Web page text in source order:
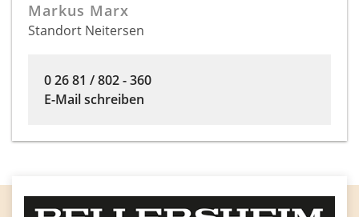
Markus Marx
Standort Neitersen
0 26 81 / 802 - 360
E-Mail schreiben